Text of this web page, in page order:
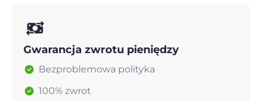
Gwarancja zwrotu pieniędzy
Bezproblemowa polityka
100% zwrot